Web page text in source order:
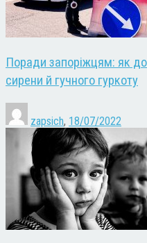
Поради запоріжцям: як
сирени й гучного гуркоту
zapsich, 18/07/2022